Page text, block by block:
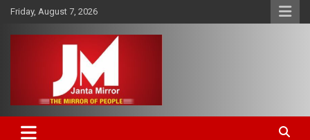
Skip
content
Friday, August 7, 2026
Janta Mirror